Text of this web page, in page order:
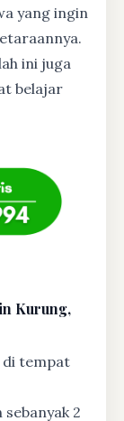
yang ingin
ini juga
belajar
Kurung,
tempat
2